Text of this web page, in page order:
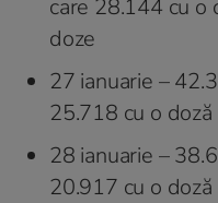
care 28.144 cu o
doze
27 ianuarie –
25.718 cu o
28 ianuarie –
20.917 cu o